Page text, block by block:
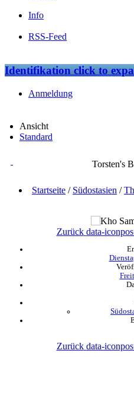
Info
RSS-Feed
Identifikationclick to
Anmeldung
Ansicht
Standard
Torsten's
Startseite / Südostasien /
Zurück data-
Zurück data-